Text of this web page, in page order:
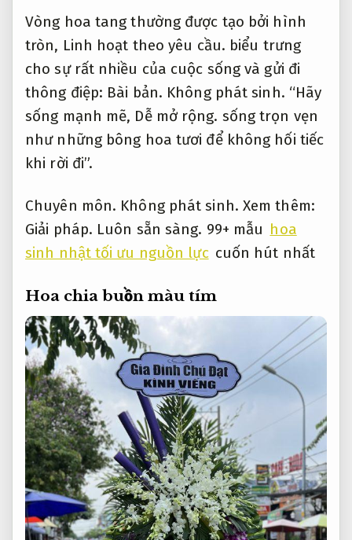
Vòng hoa tang thường được tạo bởi hình
tròn, Linh hoạt theo yêu cầu. biểu trưng
cho sự rất nhiều của cuộc sống và gửi đi
thông điệp: Bài bản. Không phát sinh. “Hãy
sống mạnh mẽ, Dễ mở rộng. sống trọn vẹn
như những bông hoa tươi để không hối tiếc
khi rời đi”.
Chuyên môn. Không phát sinh. Xem thêm:
Giải pháp. Luôn sẵn sàng. 99+ mẫu hoa
sinh nhật tối ưu nguồn lực cuốn hút nhất
Hoa chia buồn màu tím